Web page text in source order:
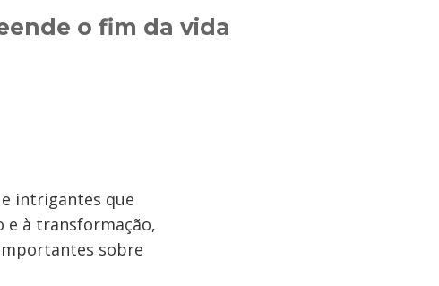
o fim da vida
intrigantes que
e à transformação,
sobre